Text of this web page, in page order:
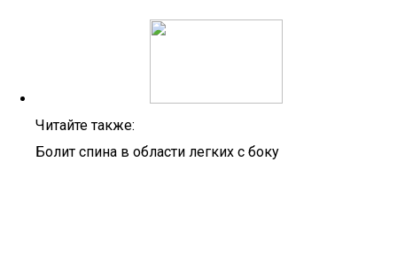
Читайте также:
Болит спина в области легких с боку